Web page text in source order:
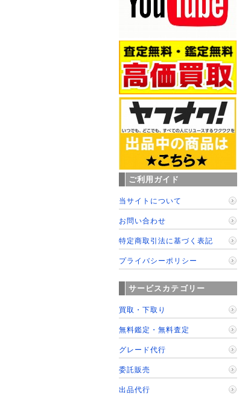
ご利用ガイド
当サイトについて
お問い合わせ
特定商取引法に基づく表記
プライバシーポリシー
サービスカテゴリー
買取・下取り
無料鑑定・無料査定
グレード代行
委託販売
出品代行